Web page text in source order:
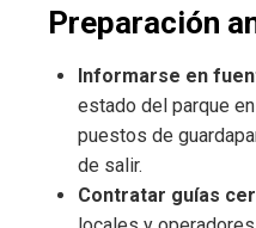
Preparación
Informarse en
estado del parque
puestos de
de salir.
Contratar guías